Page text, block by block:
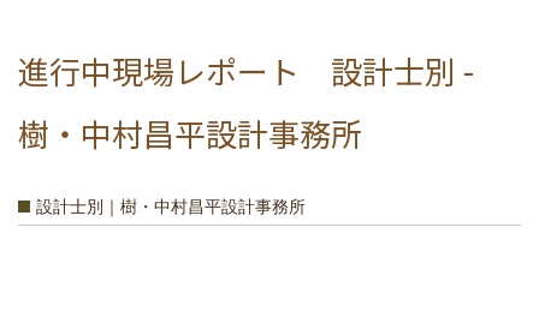
進行中現場レポート 設計士別 -
樹・中村昌平設計事務所
設計士別｜樹・中村昌平設計事務所